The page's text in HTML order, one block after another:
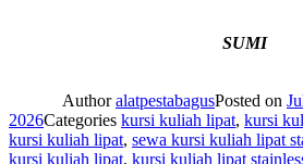
SUMI
AuthoralatpestabagusPosted on
2026Categories kursi kuliah lipat, kursi
kursi kuliah lipat, sewa kursi kuliah lipat
kursi kuliah lipat, kursi kuliah lipat